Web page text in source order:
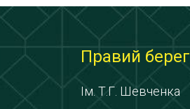
Правий берег
Ім. Т.Г. Шевченка